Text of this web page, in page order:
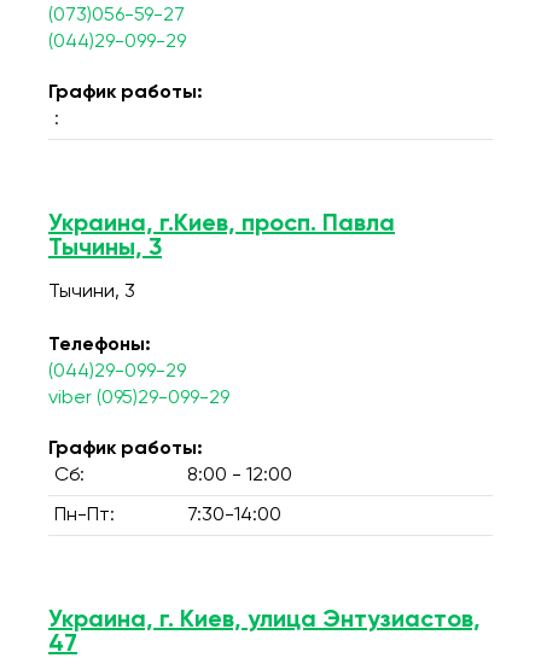
(073)056-59-27
(044)29-099-29
График работы:
:
Украина, г.Киев, просп. Павла
Тычины, 3
Тычини, 3
Телефоны:
(044)29-099-29
viber (095)29-099-29
График работы:
Сб:
8:00 - 12:00
Пн-Пт: 7:30-14:00
Украина, г. Киев, улица Энтузиастов,
47